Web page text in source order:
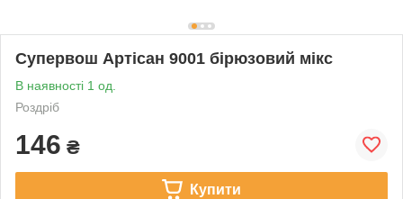
Супервош Артісан 9001 бірюзовий мікс
В наявності 1 од.
Роздріб
146 ₴
Купити